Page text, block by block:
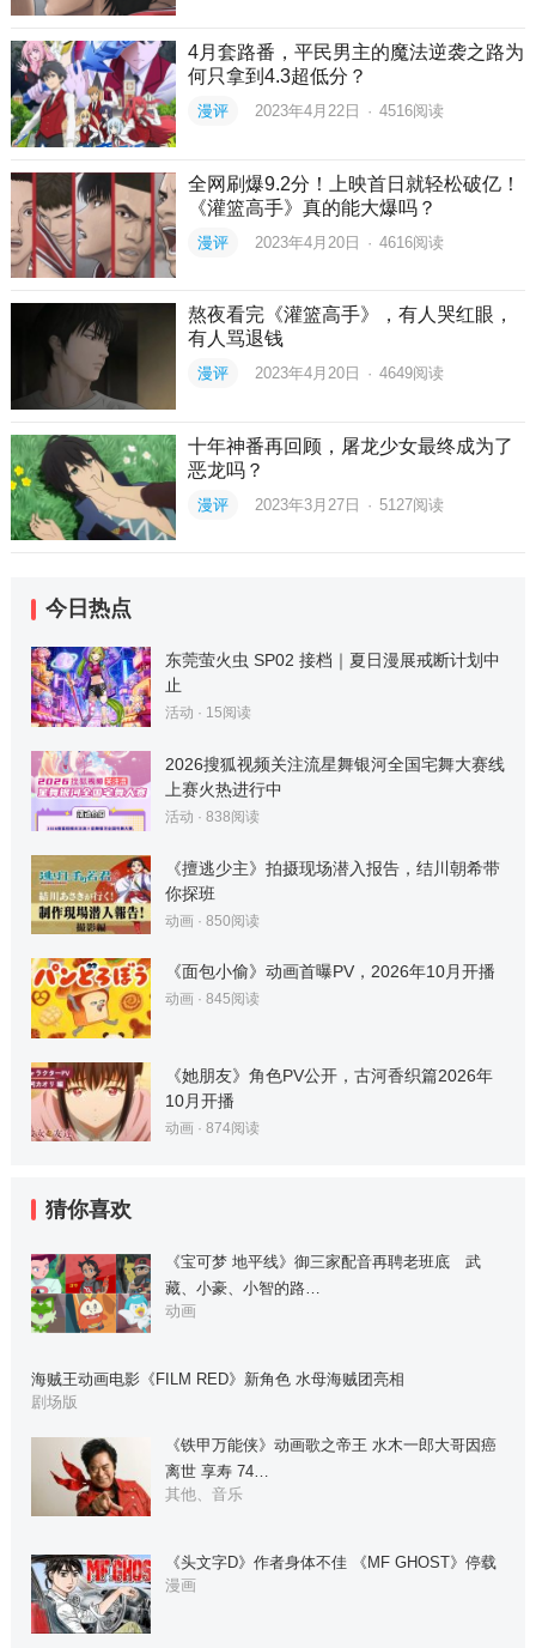
4月套路番，平民男主的魔法逆袭之路为
何只拿到4.3超低分？
漫评 2023年4月22日 · 4516阅读
全网刷爆9.2分！上映首日就轻松破亿！
《灌篮高手》真的能大爆吗？
漫评 2023年4月20日 · 4616阅读
熬夜看完《灌篮高手》，有人哭红眼，
有人骂退钱
漫评 2023年4月20日 · 4649阅读
十年神番再回顾，屠龙少女最终成为了
恶龙吗？
漫评 2023年3月27日 · 5127阅读
今日热点
东莞萤火虫 SP02 接档｜夏日漫展戒断计划中
止
活动 · 15阅读
2026搜狐视频关注流星舞银河全国宅舞大赛线
上赛火热进行中
活动 · 838阅读
《擅逃少主》拍摄现场潜入报告，结川朝希带
你探班
动画· 850阅读
《面包小偷》动画首曝PV，2026年10月开播
动画· 845阅读
《她朋友》角色PV公开，古河香织篇2026年
10月开播
动画· 874阅读
猜你喜欢
《宝可梦 地平线》御三家配音再聘老班底 武
藏、小豪、小智的路…
动画
海贼王动画电影《FILM RED》新角色 水母海贼团亮相
剧场版
《铁甲万能侠》动画歌之帝王 水木一郎大哥因癌
离世 享寿 74…
其他、音乐
《头文字D》作者身体不佳 《MF GHOST》停载
漫画